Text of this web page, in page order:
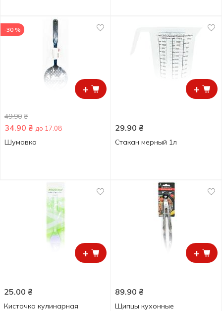
+
-30 %
49.90 ₴
34.90 ₴ до 17.08
Шумовка
+
29.90 ₴
Стакан мерный 1л
+
25.00 ₴
Кисточка кулинарная
+
89.90 ₴
Щипцы кухонные